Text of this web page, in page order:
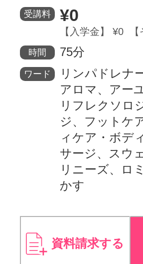
受講料 ¥0
【入学金】 ¥0
時間 75分
ワード
リンパドレナ
アロマ、アー
リフレクソロ
ジ、フットケ
ィケア・ボデ
サージ、スウ
リニーズ、ロ
かす
資料請求する